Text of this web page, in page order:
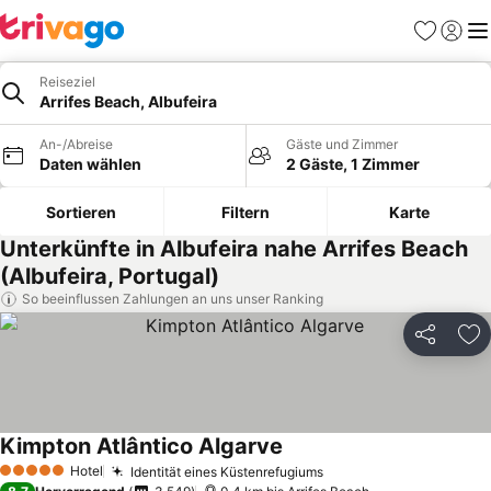
Favoriten
Reiseziel
Arrifes Beach, Albufeira
An-/Abreise
Daten wählen
Gäste und Zimmer
2 Gäste, 1 Zimmer
Sortieren Filtern Karte
Unterkünfte in Albufeira nahe Arrifes Beach
(Albufeira, Portugal)
So beeinflussen Zahlungen an uns unser Ranking
Teilen
5 Sterne Hotel Identität eines Küstenrefugiums
Kimpton Atlântico Algarve